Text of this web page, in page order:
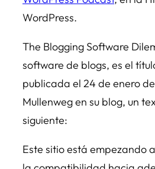
WordPress.
The Blogging Software
software de blogs, es el
publicada el 24 de enero
Mullenweg en su blog, un
siguiente:
Este sitio está empezando